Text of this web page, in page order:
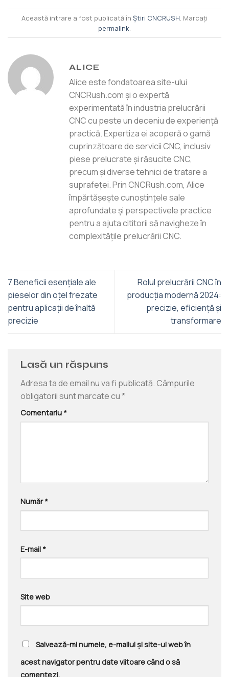
Această intrare a fost publicată în Știri CNCRUSH. Marcați
permalink.
ALICE
Alice este fondatoarea site-ului
CNCRush.com și o expertă
experimentată în industria prelucrării
CNC cu peste un deceniu de experiență
practică. Expertiza ei acoperă o gamă
cuprinzătoare de servicii CNC, inclusiv
piese prelucrate și răsucite CNC,
precum și diverse tehnici de tratare a
suprafeței. Prin CNCRush.com, Alice
împărtășește cunoștințele sale
aprofundate și perspectivele practice
pentru a ajuta cititorii să navigheze în
complexitățile prelucrării CNC.
7 Beneficii esențiale ale
pieselor din oțel frezate
pentru aplicații de înaltă
precizie
Rolul prelucrării CNC în
producția modernă 2024:
precizie, eficiență și
transformare
Lasă un răspuns
Adresa ta de email nu va fi publicată. Câmpurile
obligatorii sunt marcate cu*
Comentariu *
Număr*
E-mail *
Site web
Salvează-mi numele, e-mailul și site-ul web în
acest navigator pentru date viitoare când o să
comentezi.